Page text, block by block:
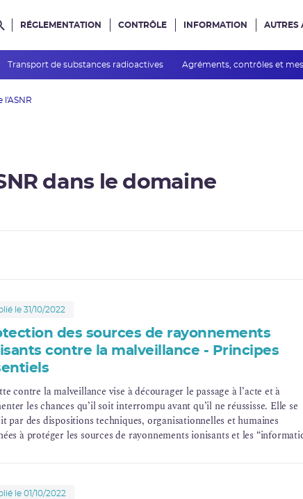
dans le site
RÉGLEMENTATION CONTRÔLE INFORMATION AUTRES
Transport de substances radioactives Agréments, contrôles et
l'ASNR
dans le domaine
le 31/10/2022
des sources de rayonnements
contre la malveillance - Principes
contre la malveillance vise à décourager le passage à l’acte et à
les chances qu’il soit interrompu avant qu’il ne réussisse. Elle se
par des dispositions techniques, organisationnelles et humaines
à protéger les sources de rayonnements ionisants et les
le 01/10/2022